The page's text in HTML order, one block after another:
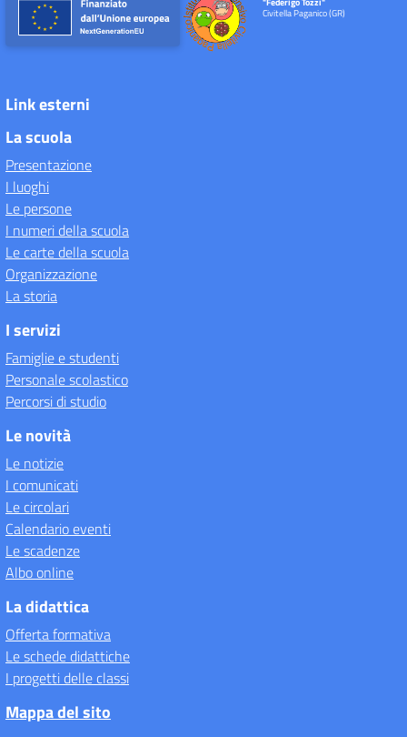
Civitella Paganico (GR)
Link esterni
La scuola
Presentazione
I luoghi
Le persone
I numeri della scuola
Le carte della scuola
Organizzazione
La storia
I servizi
Famiglie e studenti
Personale scolastico
Percorsi di studio
Le novità
Le notizie
I comunicati
Le circolari
Calendario eventi
Le scadenze
Albo online
La didattica
Offerta formativa
Le schede didattiche
I progetti delle classi
Mappa del sito